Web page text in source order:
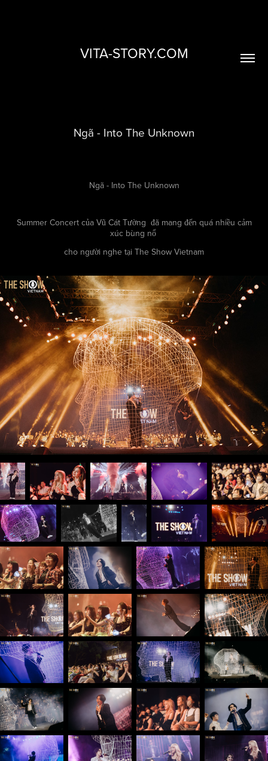
VITA-STORY.COM
Ngã - Into The Unknown
Ngã - Into The Unknown
Summer Concert của Vũ Cát Tường đã mang đến quá nhiều cảm
xúc bùng nổ
cho người nghe tại The Show Vietnam